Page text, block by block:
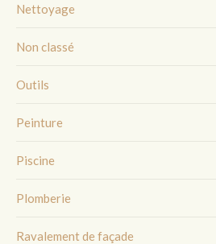
Nettoyage
Non classé
Outils
Peinture
Piscine
Plomberie
Ravalement de façade